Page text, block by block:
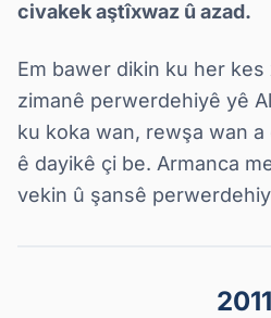
civakek aştîxwaz û azad.
Em bawer dikin ku her
zimanê perwerdehiyê yê
ku koka wan, rewşa wan
ê dayikê çi be. Armanca
vekin û şansê
2011